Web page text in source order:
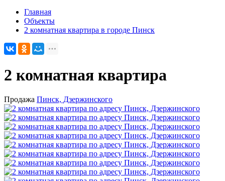
Главная
Объекты
2 комнатная квартира в городе Пинск
2 комнатная квартира
Продажа Пинск, Дзержинского